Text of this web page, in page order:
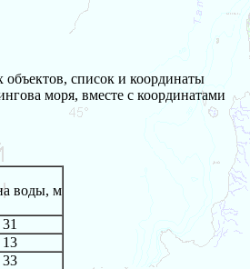
список и координаты
моря, вместе с координатами
воды, м
31
13
33